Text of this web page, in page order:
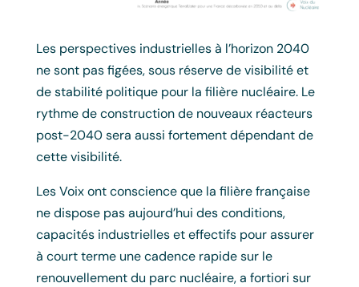
Les perspectives industrielles à l’horizon 2040
ne sont pas figées, sous réserve de visibilité et
de stabilité politique pour la filière nucléaire. Le
rythme de construction de nouveaux réacteurs
post-2040 sera aussi fortement dépendant de
cette visibilité.
Les Voix ont conscience que la filière française
ne dispose pas aujourd’hui des conditions,
capacités industrielles et effectifs pour assurer
à court terme une cadence rapide sur le
renouvellement du parc nucléaire, a fortiori sur